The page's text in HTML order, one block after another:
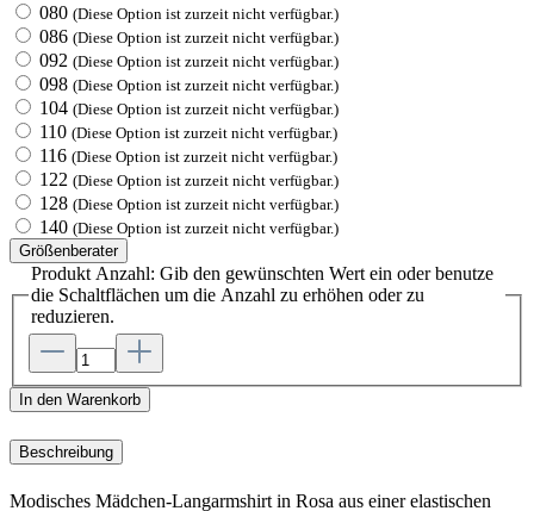
080 (Diese Option ist zurzeit nicht verfügbar.)
086 (Diese Option ist zurzeit nicht verfügbar.)
092 (Diese Option ist zurzeit nicht verfügbar.)
098 (Diese Option ist zurzeit nicht verfügbar.)
104 (Diese Option ist zurzeit nicht verfügbar.)
110 (Diese Option ist zurzeit nicht verfügbar.)
116 (Diese Option ist zurzeit nicht verfügbar.)
122 (Diese Option ist zurzeit nicht verfügbar.)
128 (Diese Option ist zurzeit nicht verfügbar.)
140 (Diese Option ist zurzeit nicht verfügbar.)
Größenberater
Produkt Anzahl: Gib den gewünschten Wert ein oder benutze
die Schaltflächen um die Anzahl zu erhöhen oder zu
reduzieren.
In den Warenkorb
Beschreibung
Modisches Mädchen-Langarmshirt in Rosa aus einer elastischen